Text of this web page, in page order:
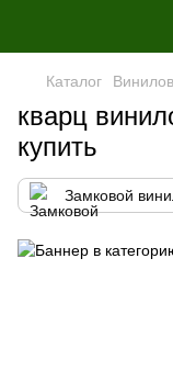
Каталог
кварц
купить
Замковой